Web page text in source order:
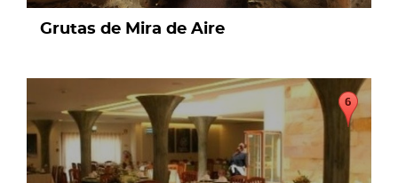
Grutas de Mira de Aire